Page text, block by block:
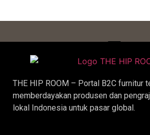
THE HIP ROOM – Portal B2C furnitur
memberdayakan produsen dan
lokal Indonesia untuk pasar global.